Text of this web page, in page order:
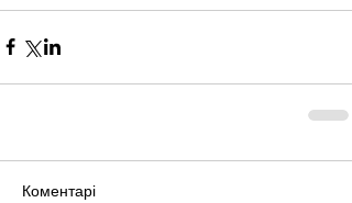
Коментарі